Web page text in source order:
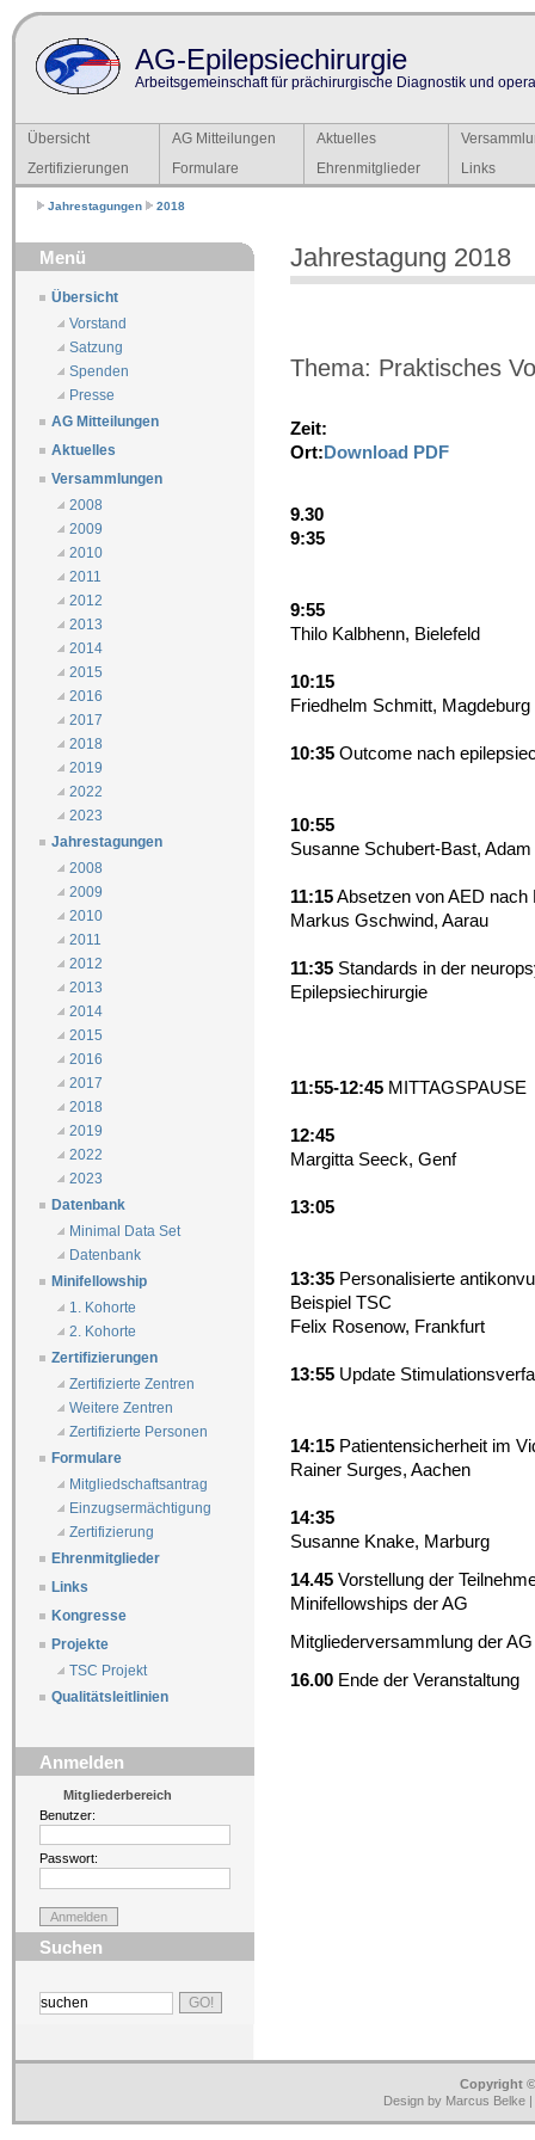
AG-Epilepsiechirurgie
Arbeitsgemeinschaft für prächirurgische Diagnostik und
Übersicht AG Mitteilungen Aktuelles
Zertifizierungen
Formulare Ehrenmitglieder Links
Jahrestagungen 2018
Menü
Übersicht
Vorstand
Satzung
Spenden
Presse
AG Mitteilungen
Aktuelles
Versammlungen
2008
2009
2010
2011
2012
2013
2014
2015
2016
2017
2018
2019
2022
2023
Jahrestagungen
2008
2009
2010
2011
2012
2013
2014
2015
2016
2017
2018
2019
2022
2023
Datenbank
Minimal Data Set
Datenbank
Minifellowship
1. Kohorte
2. Kohorte
Zertifizierungen
Zertifizierte Zentren
Weitere Zentren
Zertifizierte Personen
Formulare
Mitgliedschaftsantrag
Einzugsermächtigung
Zertifizierung
Ehrenmitglieder
Links
Kongresse
Projekte
TSC Projekt
Qualitätsleitlinien
Anmelden
Mitgliederbereich
Benutzer:
Passwort:
Suchen
Jahrestagung 2018
Thema: Praktisches
Zeit:
Ort:Download PDF
9.30
9:35
9:55
Thilo Kalbhenn, Bielefeld
10:15
Friedhelm Schmitt, Magdeburg
10:35 Outcome nach
10:55
Susanne Schubert-Bast,
11:15Absetzen von AED nach
Markus Gschwind, Aarau
11:35 Standards in der
Epilepsiechirurgie
11:55-12:45 MITTAGSPAUSE
12:45
Margitta Seeck, Genf
13:05
13:35 Personalisierte
Beispiel TSC
Felix Rosenow, Frankfurt
13:55 Update
14:15 Patientensicherheit im
Rainer Surges, Aachen
14:35
Susanne Knake, Marburg
14.45 Vorstellung der
Minifellowships der AG
Mitgliederversammlung der AG
16.00 Ende der Veranstaltung
Copyright
Design by Marcus Belke